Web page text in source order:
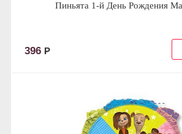
Пиньята 1-й День Рождения
396 Р